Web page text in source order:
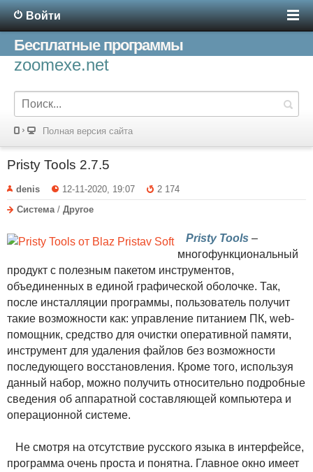
Войти
Бесплатные программы
zoomexe.net
Полная версия сайта
Pristy Tools 2.7.5
denis 12-11-2020, 19:07
2 174
Система / Другое
Pristy Tools –
многофункциональный
продукт с полезным пакетом инструментов,
объединенных в единой графической оболочке. Так,
после инсталляции программы, пользователь получит
такие возможности как: управление питанием ПК, web-
помощник, средство для очистки оперативной памяти,
инструмент для удаления файлов без возможности
последующего восстановления. Кроме того, используя
данный набор, можно получить относительно подробные
сведения об аппаратной составляющей компьютера и
операционной системе.
Не смотря на отсутствие русского языка в интерфейсе,
программа очень проста и понятна. Главное окно имеет